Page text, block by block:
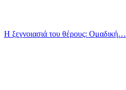
Η ξεγνοιασιά του θέρους: Ομαδική…